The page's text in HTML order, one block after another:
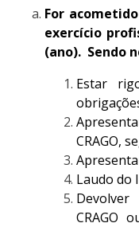
For
exercício
(ano). Sendo
Estar
CRAGO,
Laudo do
CRAGO